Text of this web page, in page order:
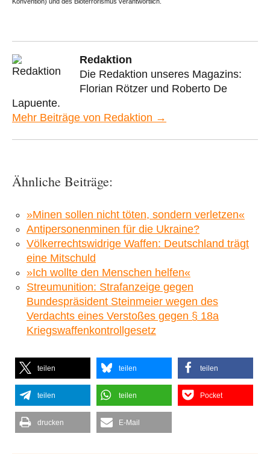
Redaktion
Die Redaktion unseres Magazins:
Florian Rötzer und Roberto De
Lapuente.
Mehr Beiträge von Redaktion →
Ähnliche Beiträge:
»Minen sollen nicht töten, sondern verletzen«
Antipersonenminen für die Ukraine?
Völkerrechtswidrige Waffen: Deutschland trägt
eine Mitschuld
»Ich wollte den Menschen helfen«
Streumunition: Strafanzeige gegen
Bundespräsident Steinmeier wegen des
Verdachts eines Verstoßes gegen § 18a
Kriegswaffenkontrollgesetz
teilen teilen teilen
teilen teilen Pocket
drucken E-Mail